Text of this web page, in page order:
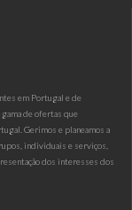
em Portugal e de
de ofertas que
Gerimos e planeamos a
individuais e serviços,
dos interesses dos